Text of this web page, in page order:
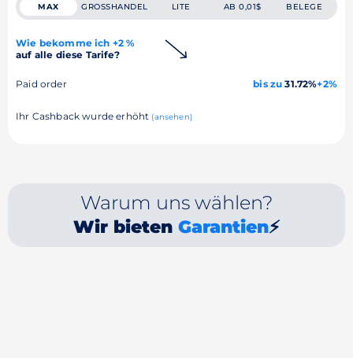
MAX GROSSHANDEL LITE AB 0,01$ BELEGE
Wie bekomme ich +2 %
auf alle diese Tarife?
Paid order bis zu 31.72%+2%
Ihr Cashback wurde erhöht (ansehen)
Warum uns wählen?
Wir bieten Garantien⚡